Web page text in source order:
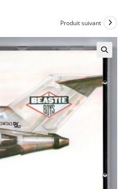
Produit suivant